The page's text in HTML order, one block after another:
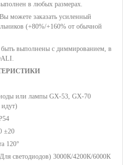
в любых размерах.
можете заказать усиленный
(+80%/+160% от обычной
выполнены с диммированием, в
или лампы GX-53, GX-70
±20
120°
светодиодов) 3000К/4200К/6000К